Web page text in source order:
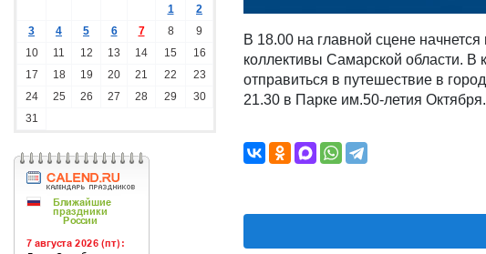
1
2
3
4 5 6 7 8
9
10
11 12 13 14 15
16
17
18 19 20 21 22
23
24
25 26 27 28 29
30
31
В 18.00 на главной сцене
коллективы Самарской области. В
отправиться в путешествие в
21.30 в Парке им.50-летия Октября.